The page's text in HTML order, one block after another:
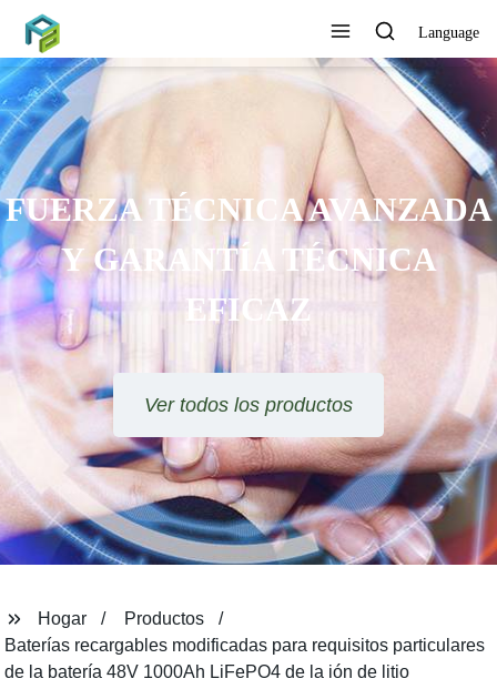
Language
SE OFRECE ORIENTACIÓN
TÉCNICA Y SOLUCIÓN DE
PROYECTOS
Ver todos los productos
Hogar
Productos
Baterías recargables modificadas para requisitos particulares
de la batería 48V 1000Ah LiFePO4 de la ión de litio